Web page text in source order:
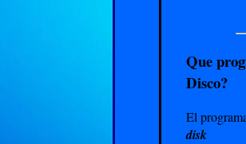
Que
Disco?
El
disk